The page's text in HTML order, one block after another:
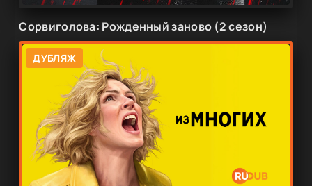
Сорвиголова: Рожденный заново (2 сезон)
ДУБЛЯЖ